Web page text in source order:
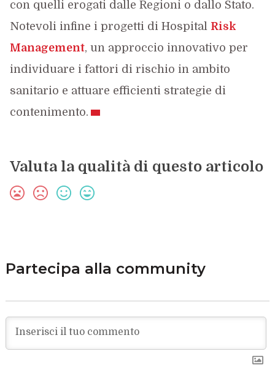
con quelli erogati dalle Regioni o dallo Stato.
Notevoli infine i progetti di Hospital Risk
Management, un approccio innovativo per
individuare i fattori di rischio in ambito
sanitario e attuare efficienti strategie di
contenimento.
Valuta la qualità di questo articolo
Partecipa alla community